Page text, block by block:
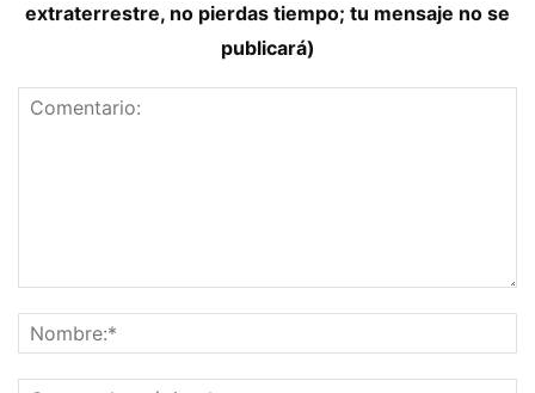
extraterrestre, no pierdas tiempo; tu mensaje no se
publicará)